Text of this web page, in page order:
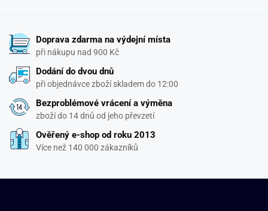
Doprava zdarma na výdejní místa
při nákupu nad 900 Kč
Dodání do dvou dnů
při objednávce zboží skladem do 12:00
Bezproblémové vrácení a výměna
zboží do 14 dnů od jeho převzetí
Ověřený e-shop od roku 2013
Více než 140 000 zákazníků